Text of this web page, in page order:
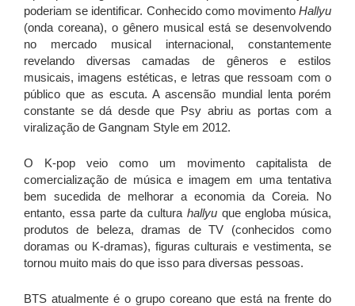
poderiam se identificar. Conhecido como movimento Hallyu
(onda coreana), o gênero musical está se desenvolvendo
no mercado musical internacional, constantemente
revelando diversas camadas de gêneros e estilos
musicais, imagens estéticas, e letras que ressoam com o
público que as escuta. A ascensão mundial lenta porém
constante se dá desde que Psy abriu as portas com a
viralização de Gangnam Style em 2012.
O K-pop veio como um movimento capitalista de
comercialização de música e imagem em uma tentativa
bem sucedida de melhorar a economia da Coreia. No
entanto, essa parte da cultura hallyu que engloba música,
produtos de beleza, dramas de TV (conhecidos como
doramas ou K-dramas), figuras culturais e vestimenta, se
tornou muito mais do que isso para diversas pessoas.
BTS atualmente é o grupo coreano que está na frente do